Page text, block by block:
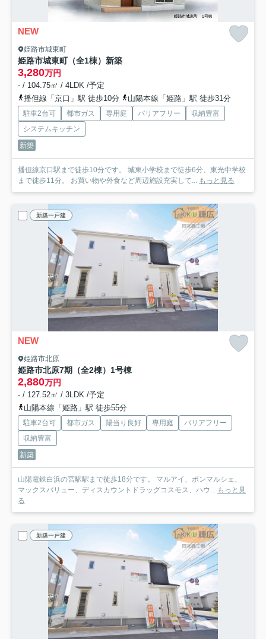
NEW
姫路市城東町
姫路市城東町（全1棟）新築
3,280万円
- / 104.75㎡ / 4LDK /予定
播但線「京口」駅 徒歩10分
山陽本線「姫路」駅 徒歩31分
駐車2台可 都市ガス 専用庭 バリアフリー
収納豊富
システムキッチン
新築
播但線京口駅まで徒歩10分です。 城東小学校まで徒歩6分、東光中学校
まで徒歩11分。 お買い物や外食など周辺施設充実して... もっと見る
新築一戸建
NEW
姫路市北原
姫路市北原7期（全2棟）1号棟
2,880万円
- / 127.52㎡ / 3LDK /予定
山陽本線「姫路」駅 徒歩55分
駐車2台可 都市ガス 陽当り良好 専用庭
バリアフリー
収納豊富
新築
山陽電鉄白浜の宮駅駅まで徒歩18分です。 マルアイ、ボンマルシェ、
マックスバリュー、ディスカウントドラッグコスモス、ハウ... もっと見
る
新築一戸建